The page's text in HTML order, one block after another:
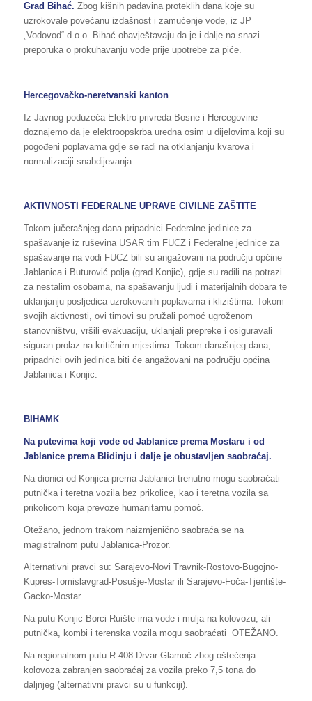
Grad Bihać. Zbog kišnih padavina proteklih dana koje su
uzrokovale povećanu izdašnost i zamućenje vode, iz JP
„Vodovod“ d.o.o. Bihać obavještavaju da je i dalje na snazi
preporuka o prokuhavanju vode prije upotrebe za piće.
Hercegovačko-neretvanski kanton
Iz Javnog poduzeća Elektro-privreda Bosne i Hercegovine
doznajemo da je elektroopskrba uredna osim u dijelovima koji su
pogođeni poplavama gdje se radi na otklanjanju kvarova i
normalizaciji snabdijevanja.
AKTIVNOSTI FEDERALNE UPRAVE CIVILNE ZAŠTITE
Tokom jučerašnjeg dana pripadnici Federalne jedinice za
spašavanje iz ruševina USAR tim FUCZ i Federalne jedinice za
spašavanje na vodi FUCZ bili su angažovani na području općine
Jablanica i Buturović polja (grad Konjic), gdje su radili na potrazi
za nestalim osobama, na spašavanju ljudi i materijalnih dobara te
uklanjanju posljedica uzrokovanih poplavama i klizištima. Tokom
svojih aktivnosti, ovi timovi su pružali pomoć ugroženom
stanovništvu, vršili evakuaciju, uklanjali prepreke i osiguravali
siguran prolaz na kritičnim mjestima. Tokom današnjeg dana,
pripadnici ovih jedinica biti će angažovani na području općina
Jablanica i Konjic.
BIHAMK
Na putevima koji vode od Jablanice prema Mostaru i od
Jablanice prema Blidinju i dalje je obustavljen saobraćaj.
Na dionici od Konjica-prema Jablanici trenutno mogu saobraćati
putnička i teretna vozila bez prikolice, kao i teretna vozila sa
prikolicom koja prevoze humanitarnu pomoć.
Otežano, jednom trakom naizmjenično saobraća se na
magistralnom putu Jablanica-Prozor.
Alternativni pravci su: Sarajevo-Novi Travnik-Rostovo-Bugojno-
Kupres-Tomislavgrad-Posušje-Mostar ili Sarajevo-Foča-Tjentište-
Gacko-Mostar.
Na putu Konjic-Borci-Ruište ima vode i mulja na kolovozu, ali
putnička, kombi i terenska vozila mogu saobraćati OTEŽANO.
Na regionalnom putu R-408 Drvar-Glamoč zbog oštećenja
kolovoza zabranjen saobraćaj za vozila preko 7,5 tona do
daljnjeg (alternativni pravci su u funkciji).